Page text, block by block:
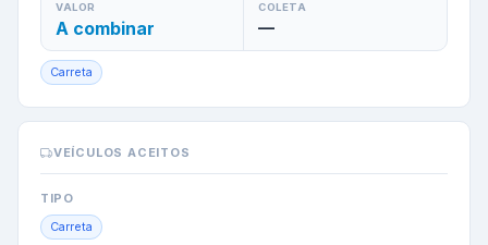
VALOR
A combinar
COLETA
—
Carreta
VEÍCULOS ACEITOS
TIPO
Carreta